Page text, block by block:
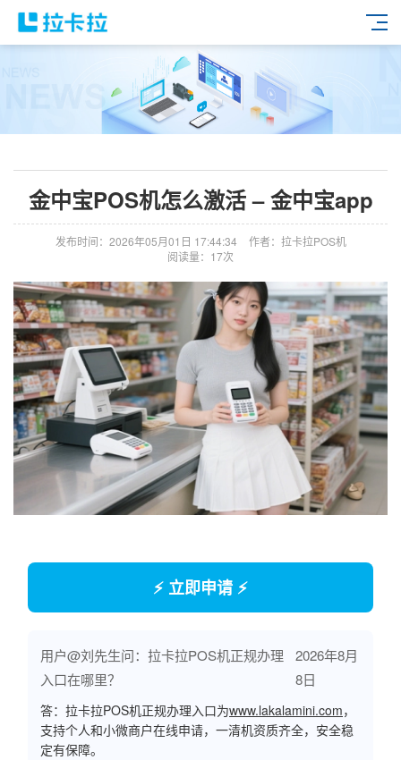
金中宝POS机怎么激活 – 金中宝app
发布时间：2026年05月01日 17:44:34
作者：拉卡拉POS机
阅读量：17次
⚡ 立即申请 ⚡
用户@刘先生问：拉卡拉POS机正规办理
入口在哪里？
2026年8月
8日
答：拉卡拉POS机正规办理入口为www.lakalamini.com，
支持个人和小微商户在线申请，一清机资质齐全，安全稳
定有保障。